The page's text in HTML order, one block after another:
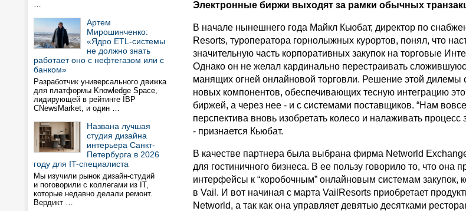
…
Артем
Мирошинченко:
«Ядро ETL-системы
не должно знать
работает оно с нефтегазом или с
банком»
Разработчик универсального движка
для платформы Knowledge Space,
лидирующей в рейтинге IBP
CNewsMarket, и один …
Названа лучшая
студия дизайна
интерьера Санкт-
Петербурга в 2026
году для IT-специалиста
Мы изучили рынок дизайн-студий
и поговорили с коллегами из IT,
которые недавно делали ремонт.
Вердикт …
Электронные биржи выходят за рамки обычных
В начале нынешнего года Майкл Кьюбат, директор по
Resorts, туроператора горнолыжных курортов, понял, что
значительную часть корпоративных закупок на торговые
Однако он не желал кардинально перестраивать
манящих огней онлайновой торговли. Решение этой дилемы
новых компонентов, обеспечивающих тесную интеграцию
биржей, а через нее - и с системами поставщиков. “Нам
перспектива вновь изобретать колесо и налаживать процесс
- признается Кьюбат.
В качестве партнера была выбрана фирма Networld
для гостиничного бизнеса. В ее пользу говорило то, что она
интерфейсы к “коробочным” онлайновым системам закупок,
в Vail. И вот начиная с марта VailResorts приобретает
Networld, а так как она управляет девятью десятками